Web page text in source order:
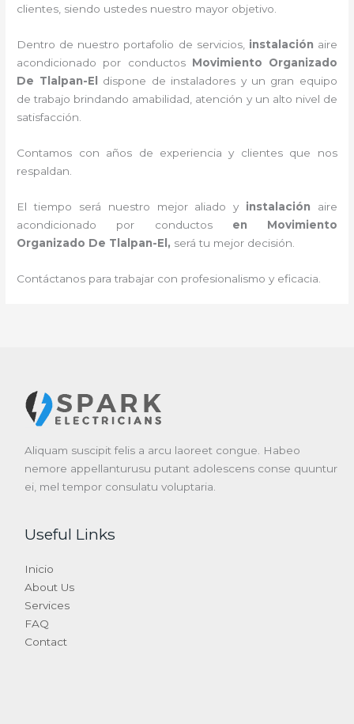
clientes, siendo ustedes nuestro mayor objetivo.
Dentro de nuestro portafolio de servicios, instalación aire
acondicionado por conductosMovimiento Organizado
De Tlalpan-El
dispone de instaladores y un gran equipo
de trabajo brindando amabilidad, atención y un alto nivel de
satisfacción.
Contamos con años de experiencia y clientes que nos
respaldan.
El tiempo será nuestro mejor aliado y instalación aire
acondicionado por conductosen Movimiento
Organizado De Tlalpan-El , será tu mejor decisión.
Contáctanos para trabajar con profesionalismo y eficacia.
Aliquam suscipit felis a arcu laoreet congue. Habeo
nemore appellanturusu putant adolescens conse quuntur
ei, mel tempor consulatu voluptaria.
Useful Links
Inicio
About Us
Services
FAQ
Contact